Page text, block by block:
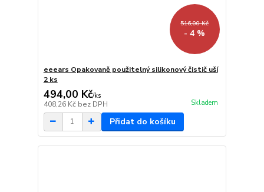
516,00 Kč
- 4 %
eeears Opakovaně použitelný silikonový čistič uší
2 ks
494,00 Kč/ks
408,26 Kč bez DPH Skladem
Přidat do košíku